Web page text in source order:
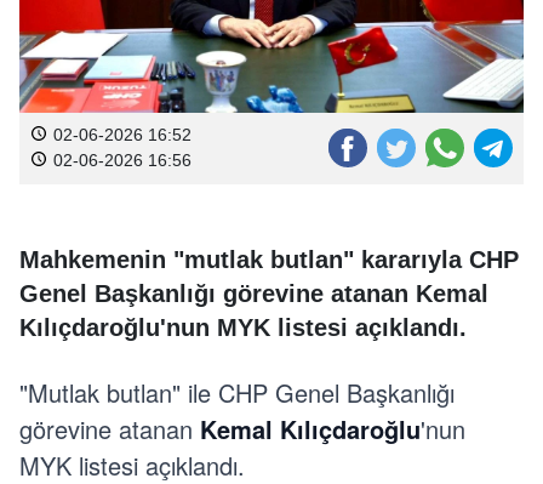
02-06-2026 16:52
02-06-2026 16:56
Mahkemenin "mutlak butlan" kararıyla CHP
Genel Başkanlığı görevine atanan Kemal
Kılıçdaroğlu'nun MYK listesi açıklandı.
"Mutlak butlan" ile CHP Genel Başkanlığı
görevine atanan Kemal Kılıçdaroğlu'nun
MYK listesi açıklandı.